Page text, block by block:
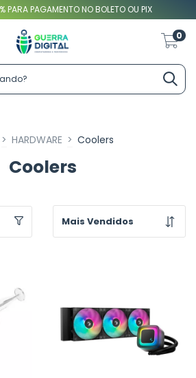
PARA PAGAMENTO NO BOLETO OU PIX
0
> HARDWARE > Coolers
Coolers